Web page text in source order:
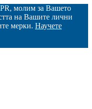
молим за Вашето
на Вашите лични
мерки. Научете